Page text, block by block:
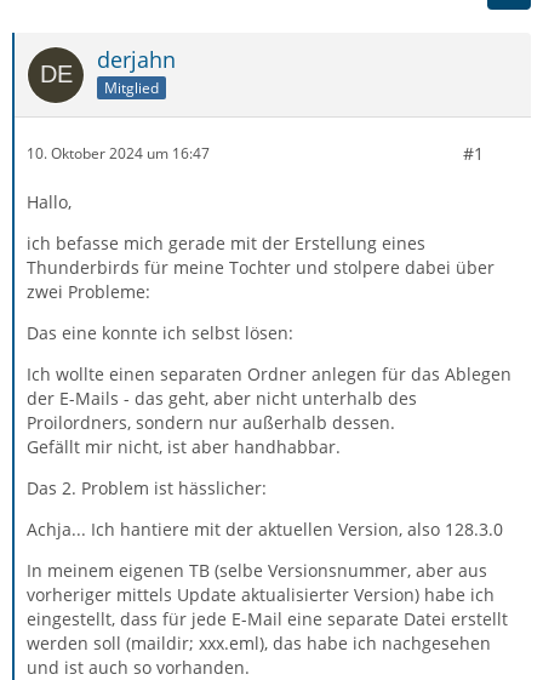
derjahn
Mitglied
10. Oktober 2024 um 16:47 #1
Hallo,
ich befasse mich gerade mit der Erstellung eines
Thunderbirds für meine Tochter und stolpere dabei über
zwei Probleme:
Das eine konnte ich selbst lösen:
Ich wollte einen separaten Ordner anlegen für das Ablegen
der E-Mails - das geht, aber nicht unterhalb des
Proilordners, sondern nur außerhalb dessen.
Gefällt mir nicht, ist aber handhabbar.
Das 2. Problem ist hässlicher:
Achja... Ich hantiere mit der aktuellen Version, also 128.3.0
In meinem eigenen TB (selbe Versionsnummer, aber aus
vorheriger mittels Update aktualisierter Version) habe ich
eingestellt, dass für jede E-Mail eine separate Datei erstellt
werden soll (maildir; xxx.eml), das habe ich nachgesehen
und ist auch so vorhanden.